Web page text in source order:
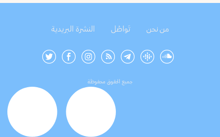
من نحن تَواصُل النشرة البريدية
جميع الحقوق محفوظة